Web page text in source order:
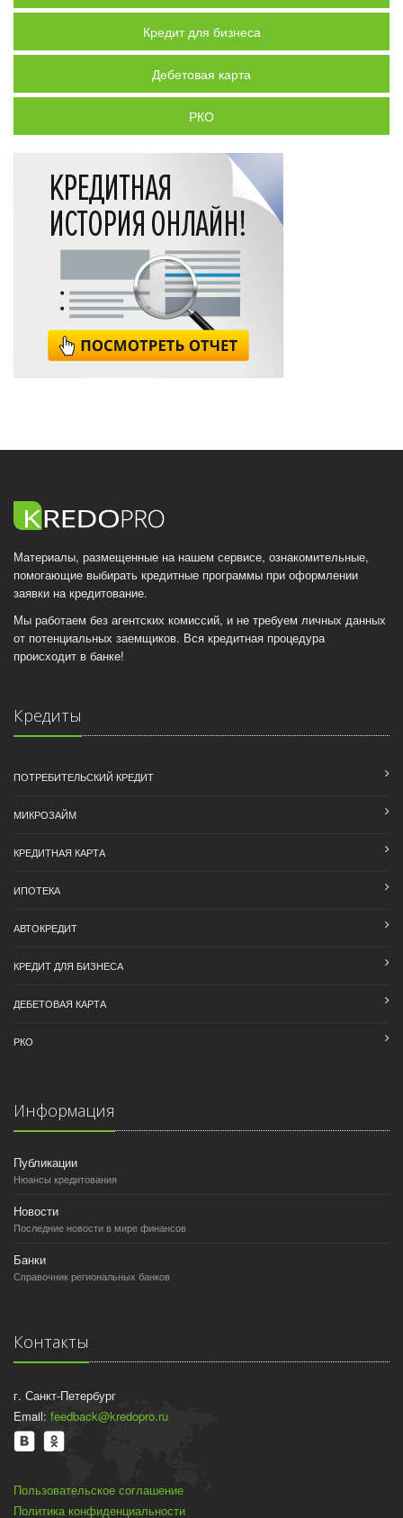
Кредит для бизнеса
Дебетовая карта
РКО
Материалы, размещенные на нашем сервисе, ознакомительные,
помогающие выбирать кредитные программы при оформлении
заявки на кредитование.
Мы работаем без агентских комиссий, и не требуем личных данных
от потенциальных заемщиков. Вся кредитная процедура
происходит в банке!
Кредиты
ПОТРЕБИТЕЛЬСКИЙ КРЕДИТ
МИКРОЗАЙМ
КРЕДИТНАЯ КАРТА
ИПОТЕКА
АВТОКРЕДИТ
КРЕДИТ ДЛЯ БИЗНЕСА
ДЕБЕТОВАЯ КАРТА
РКО
Информация
Публикации
Нюансы кредитования
Новости
Последние новости в мире финансов
Банки
Справочник региональных банков
Контакты
г. Санкт-Петербург
Email: feedback@kredopro.ru
Пользовательское соглашение
Политика конфиденциальности